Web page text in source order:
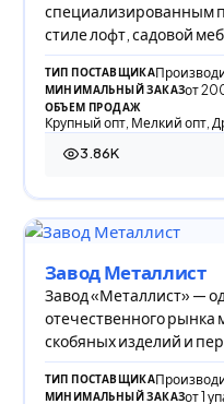
специализированным
стиле лофт, садовой
комплексов.
ТИП ПОСТАВЩИКА
МИНИМАЛЬНЫЙ ЗАКАЗот
ОБЪЕМ ПРОДАЖ
Крупный опт, Мелкий опт,
3.86K
3 855 просмотров
Завод Металлист
Завод «Металлист» —
отечественного рынка
скобяных изделий и
ТИП ПОСТАВЩИКА
МИНИМАЛЬНЫЙ ЗАКАЗот 1